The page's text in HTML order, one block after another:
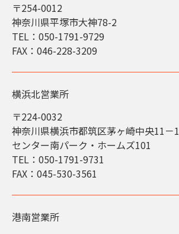
〒254-0012
神奈川県平塚市大神78-2
TEL：050-1791-9729
FAX：046-228-3209
横浜北営業所
〒224-0032
神奈川県横浜市都筑区茅ヶ崎中央11－1
センター南パーク・ホームズ101
TEL：050-1791-9731
FAX：045-530-3561
港南営業所